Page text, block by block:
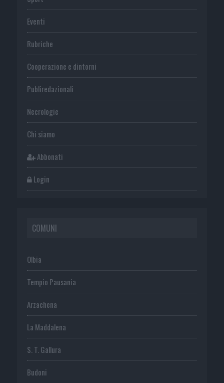
Eventi
Rubriche
Cooperazione e dintorni
Publiredazionali
Necrologie
Chi siamo
Abbonati
Login
COMUNI
Olbia
Tempio Pausania
Arzachena
La Maddalena
S. T. Gallura
Budoni